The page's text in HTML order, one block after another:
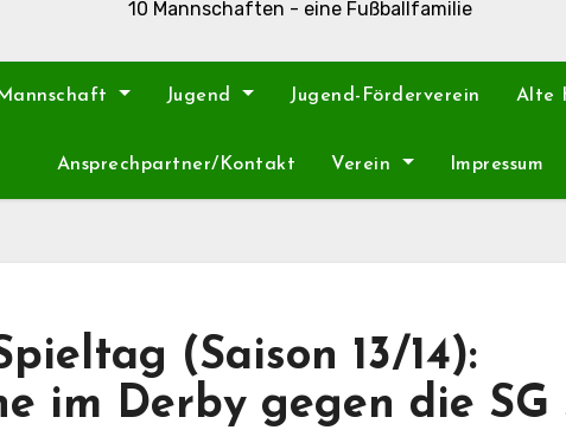
10 Mannschaften - eine Fußballfamilie
Jugend Jugend-Förderverein Alte
Ansprechpartner/Kontakt Verein Impressum
(Saison 13/14):
im Derby gegen die SG